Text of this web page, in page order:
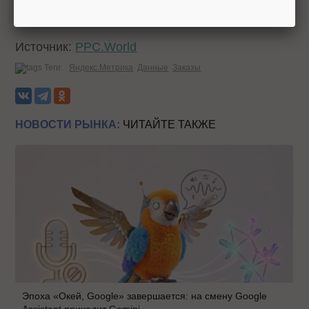
Источник: PPC.World
Теги: Яндекс.Метрика Данные Заказы
НОВОСТИ РЫНКА: ЧИТАЙТЕ ТАКЖЕ
Эпоха «Окей, Google» завершается: на смену Google